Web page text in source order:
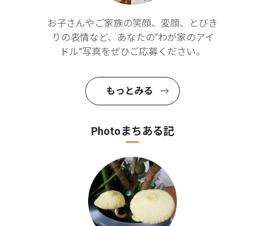
お子さんやご家族の笑顔、変顔、とびき
りの表情など、あなたの“わが家のアイ
ドル”写真をぜひご応募ください。
もっとみる
Photoまちある記